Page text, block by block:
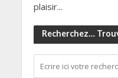
plaisir...
Recherchez…